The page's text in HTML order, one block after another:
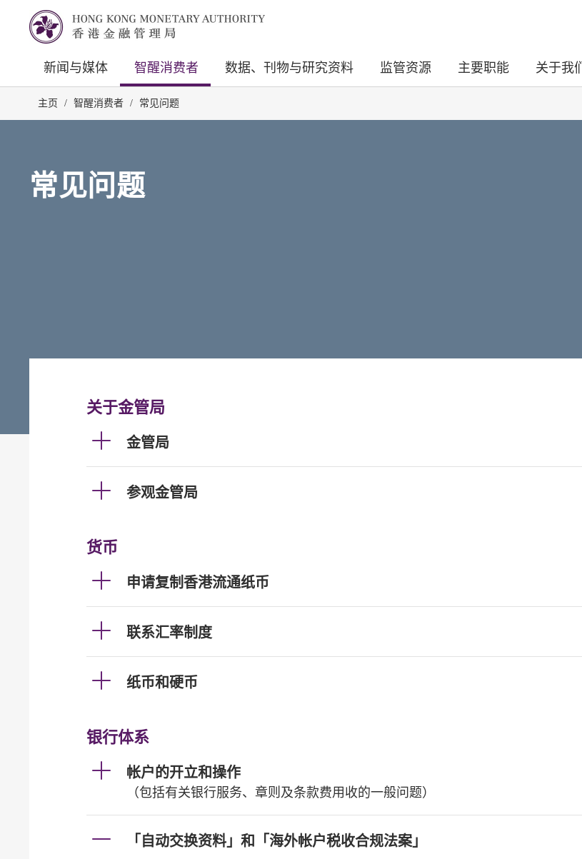
新闻与媒体 智醒消费者 数据、刊物与研究资料 监管资源 主要职能 关于我们
主页 / 智醒消费者 / 常见问题
常见问题
关于金管局
金管局
参观金管局
货币
申请复制香港流通纸币
联系汇率制度
纸币和硬币
银行体系
帐户的开立和操作
（包括有关银行服务、章则及条款费用收的一般问题）
「自动交换资料」和「海外帐户税收合规法案」